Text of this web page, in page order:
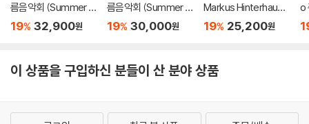
름음악회 (Summer Ni
ght Concert 2026)
19% 32,900원
름음악회 (Summer Ni
ght Concert 2026)
19% 30,000원
Markus Hinterhause
r 슈만: 황혼 (가곡집)
19% 25,200원
o
이 상품을 구입하신 분들이 산 분야 상품